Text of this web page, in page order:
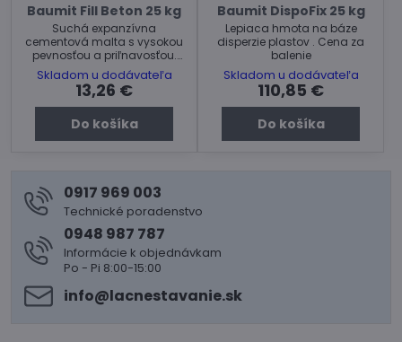
Baumit Fill Beton 25 kg
Suchá expanzívna
cementová malta s vysokou
pevnosťou a priľnavosťou.
Cena za balenie.
Skladom u dodávateľa
13,26 €
Do košíka
Baumit DispoFix 25 kg
Lepiaca hmota na báze
disperzie plastov . Cena za
balenie
Skladom u dodávateľa
110,85 €
Do košíka
0917 969 003
Technické poradenstvo
0948 987 787
Informácie k objednávkam
Po - Pi 8:00-15:00
info​@lacnestavanie​.sk